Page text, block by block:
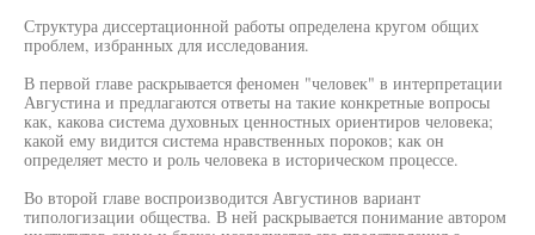
Структура диссертационной работы определена кругом общих
проблем, избранных для исследования.
В первой главе раскрывается феномен "человек" в интерпретации
Августина и предлагаются ответы на такие конкретные вопросы
как, какова система духовных ценностных ориентиров человека;
какой ему видится система нравственных пороков; как он
определяет место и роль человека в историческом процессе.
Во второй главе воспроизводится Августинов вариант
типологизации общества. В ней раскрывается понимание автором